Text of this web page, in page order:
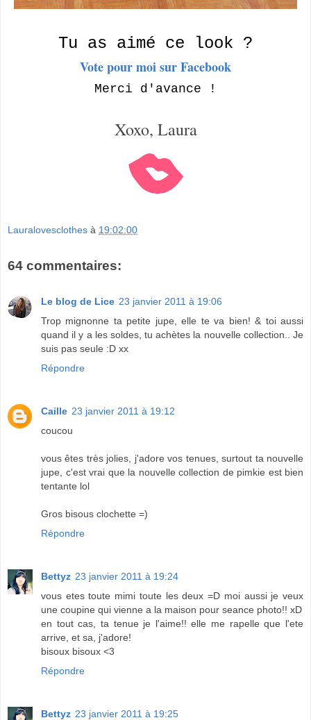
Tu as aimé ce look ?
Vote pour moi sur Facebook
Merci d'avance !
Xoxo, Laura
Lauralovesclothes à 19:02:00
64 commentaires:
Le blog de Lice 23 janvier 2011 à 19:06
Trop mignonne ta petite jupe, elle te va bien! & toi aussi
quand il y a les soldes, tu achètes la nouvelle collection.. Je
suis pas seule :D xx
Répondre
Caille 23 janvier 2011 à 19:12
coucou
vous êtes très jolies, j'adore vos tenues, surtout ta nouvelle
jupe, c'est vrai que la nouvelle collection de pimkie est bien
tentante lol
Gros bisous clochette =)
Répondre
Bettyz 23 janvier 2011 à 19:24
vous etes toute mimi toute les deux =D moi aussi je veux
une coupine qui vienne a la maison pour seance photo!! xD
en tout cas, ta tenue je l'aime!! elle me rapelle que l'ete
arrive, et sa, j'adore!
bisoux bisoux <3
Répondre
Bettyz 23 janvier 2011 à 19:25